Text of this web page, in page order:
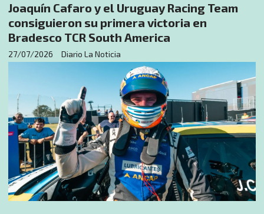
Joaquín Cafaro y el Uruguay Racing Team
consiguieron su primera victoria en
Bradesco TCR South America
Diario La Noticia
27/07/2026